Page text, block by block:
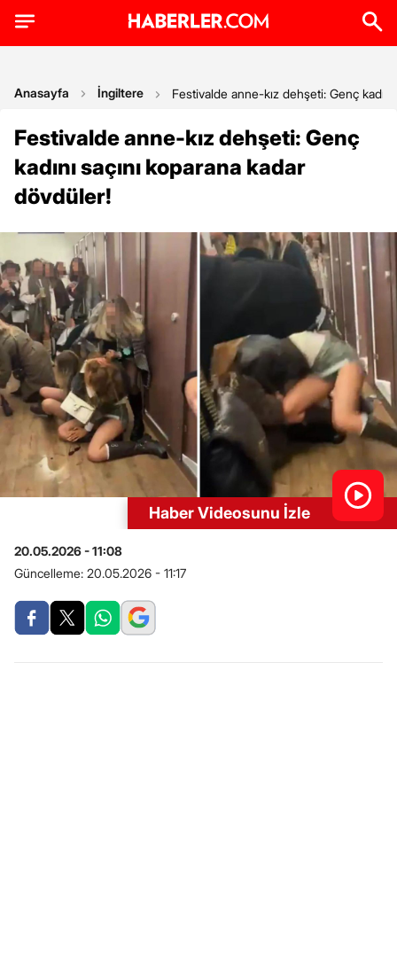
Anasayfa İngiltere Festivalde anne-kız dehşeti: Genç
Festivalde anne-kız dehşeti: Genç
kadını saçını koparana kadar
dövdüler!
Haber Videosunu İzle
20.05.2026 - 11:08
Güncelleme: 20.05.2026 - 11:17